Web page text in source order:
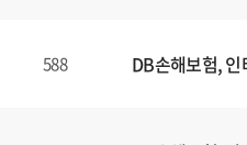
588 DB손해보험,